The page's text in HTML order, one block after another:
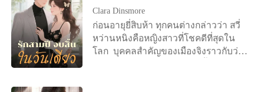
เล็กของน้องสาวเอาไว้ ส่วนตนเองก็
เอาแต่เอ่ยพึมพำว่า ไม่เป็นไร ไม่เป็นไร พี่
สาวจะดูแลน้องเอง หลี่อันหนิงกอดเด็ก
ทารกเอาไว้ในอ้อมแขน ใช้ร่างกายเล็ก
คว้าข้อมือของเด็กน้อยมาจับชีพจรดู
ดวงตาของนักพรตเฒ่ามืดมนลงในทันที
แตะนิ้วทำนายชะตา นี่มันคือการสลับ
ร่างเปลี่ยนวิญญาณ ดึงตัวลูกศิษย์ถอย
หลังไปสามก้าว "ผีร้ายตนไหนกล้ามา
ที่แต่งงาน แต่เพราะความรักและหน้าที่
ของสตรีชาวฮั่น นางจึงทนอยู่อย่างปวด
ร้าวในตำหนักของเขาตลอด 2 ปีก่อนจะ
ตรอมใจตาย
นี้เป็นต้นไป เราตัดขาดความสัมพันธ์
ความรักของเราก็ทำเหมือนไม่เคยเกิด
ขึ้นเลย ” ฉินเวยไม่ได้ว่าอะไร บัญเอิญ
ว่าการวิจัยยาใหม่ในห้องทดลองสำเร็จ
Clara Dinsmore
ก่อนอายุยี่สิบห้า ทุกคนต่างกล่าวว่า สวี่
หว่านหนิงคือหญิงสาวที่โชคดีที่สุดใน
โลก บุคคลสำคัญของเมืองจิงราวกับว่า